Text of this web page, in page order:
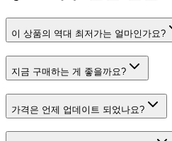
이 상품의 역대 최저가는 얼마인가요?
지금 구매하는 게 좋을까요?
가격은 언제 업데이트 되었나요?